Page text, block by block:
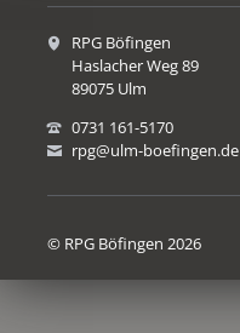
RPG Böfingen
Haslacher Weg 89
89075 Ulm
0731 161-5170
rpg@ulm-boefingen.de
© RPG Böfingen 2026